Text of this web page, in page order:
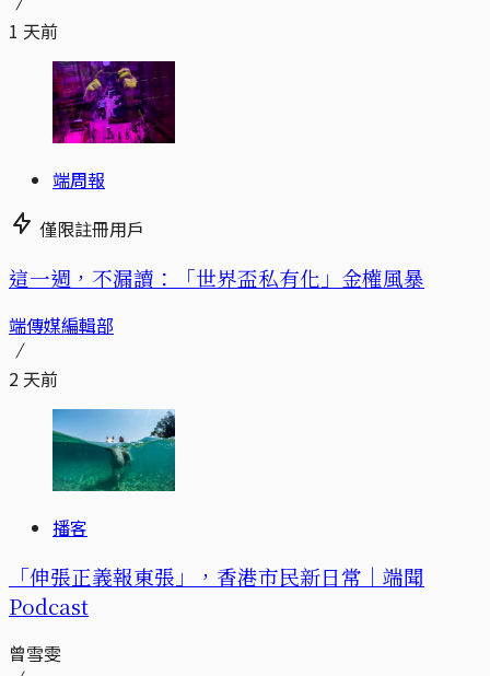
1 天前
端周報
僅限註冊用戶
這一週，不漏讀：「世界盃私有化」金權風暴
端傳媒編輯部
2 天前
播客
「伸張正義報東張」，香港市民新日常｜端聞
Podcast
曾雪雯